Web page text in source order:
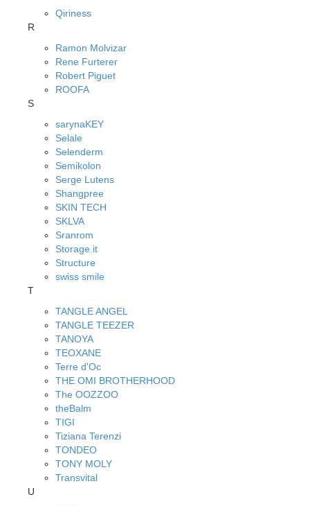
Qiriness
R
Ramon Molvizar
Rene Furterer
Robert Piguet
ROOFA
S
sarynaKEY
Selale
Selenderm
Semikolon
Serge Lutens
Shangpree
SKIN TECH
SKLVA
Sranrom
Storage.it
Structure
swiss smile
T
TANGLE ANGEL
TANGLE TEEZER
TANOYA
TEOXANE
Terre d'Oc
THE OMI BROTHERHOOD
The OOZZOO
theBalm
TIGI
Tiziana Terenzi
TONDEO
TONY MOLY
Transvital
U